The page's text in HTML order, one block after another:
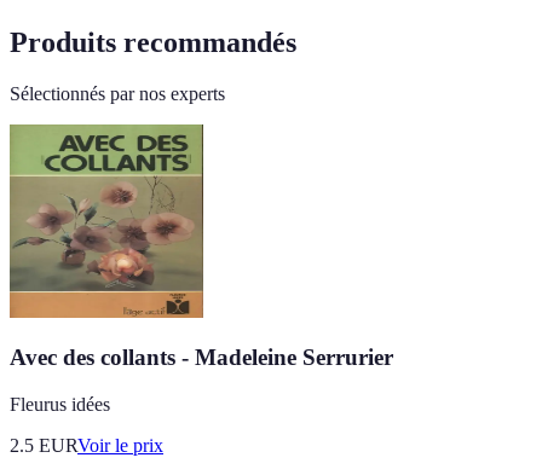
Produits recommandés
Sélectionnés par nos experts
Avec des collants - Madeleine Serrurier
Fleurus idées
2.5 EURVoir le prix